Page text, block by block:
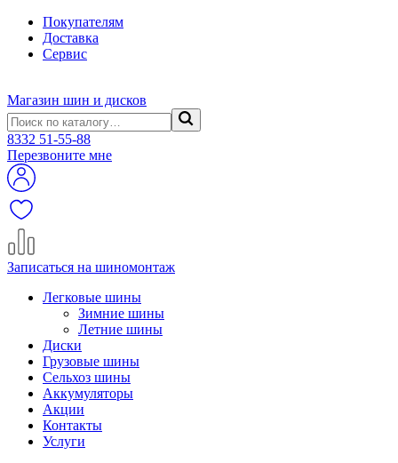
Покупателям
Доставка
Сервис
Магазин шин и дисков
8332 51-55-88
Перезвоните мне
Записаться на шиномонтаж
Легковые шины
Зимние шины
Летние шины
Диски
Грузовые шины
Сельхоз шины
Аккумуляторы
Акции
Контакты
Услуги